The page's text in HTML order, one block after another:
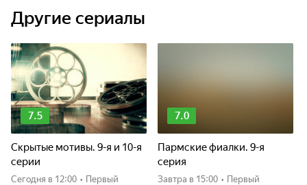
Другие сериалы
7.5
Скрытые мотивы. 9-я и 10-я
серии
Сегодня в 12:00 • Первый
7.0
Пармские фиалки. 9-я
серия
Завтра в 15:00 • Первый